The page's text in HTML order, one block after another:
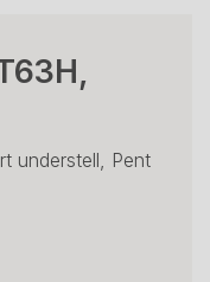
understell, Pent